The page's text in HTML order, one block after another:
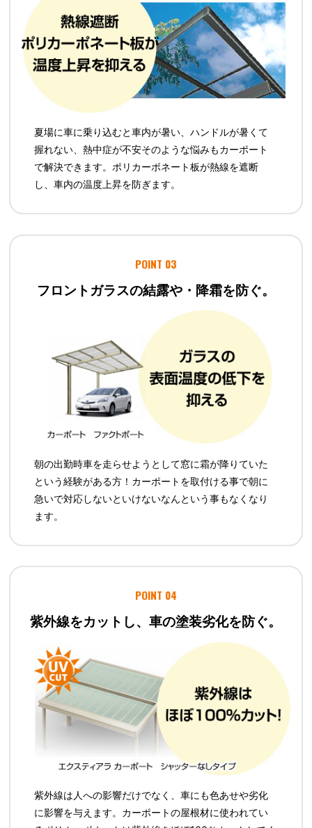
夏場に車に乗り込むと車内が暑い、ハンドルが暑くて
握れない、熱中症が不安そのような悩みもカーポート
で解決できます。ポリカーボネート板が熱線を遮断
し、車内の温度上昇を防ぎます。
POINT 03
フロントガラスの結露や・降霜を防ぐ。
朝の出勤時車を走らせようとして窓に霜が降りていた
という経験がある方！カーポートを取付ける事で朝に
急いで対応しないといけないなんという事もなくなり
ます。
POINT 04
紫外線をカットし、車の塗装劣化を防ぐ。
紫外線は人への影響だけでなく、車にも色あせや劣化
に影響を与えます。カーポートの屋根材に使われてい